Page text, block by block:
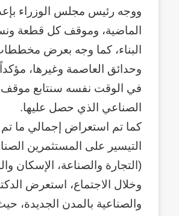
ووجه رئيس مجلس الوزراء
الماضية، وموقف كل قطعة
البناء، كما وجه بعرض
وحدائق العاصمة وغيرها،
في الوقت نفسه سنتابع
الصناعي الذي حصل عليها.
كما تم استعراض إجمالي ما
التيسير على المستثمرين
(التجارة والصناعة، الإسكان
وخلال الاجتماع، استعرض
والصناعية بالمدن الجديدة، حيث